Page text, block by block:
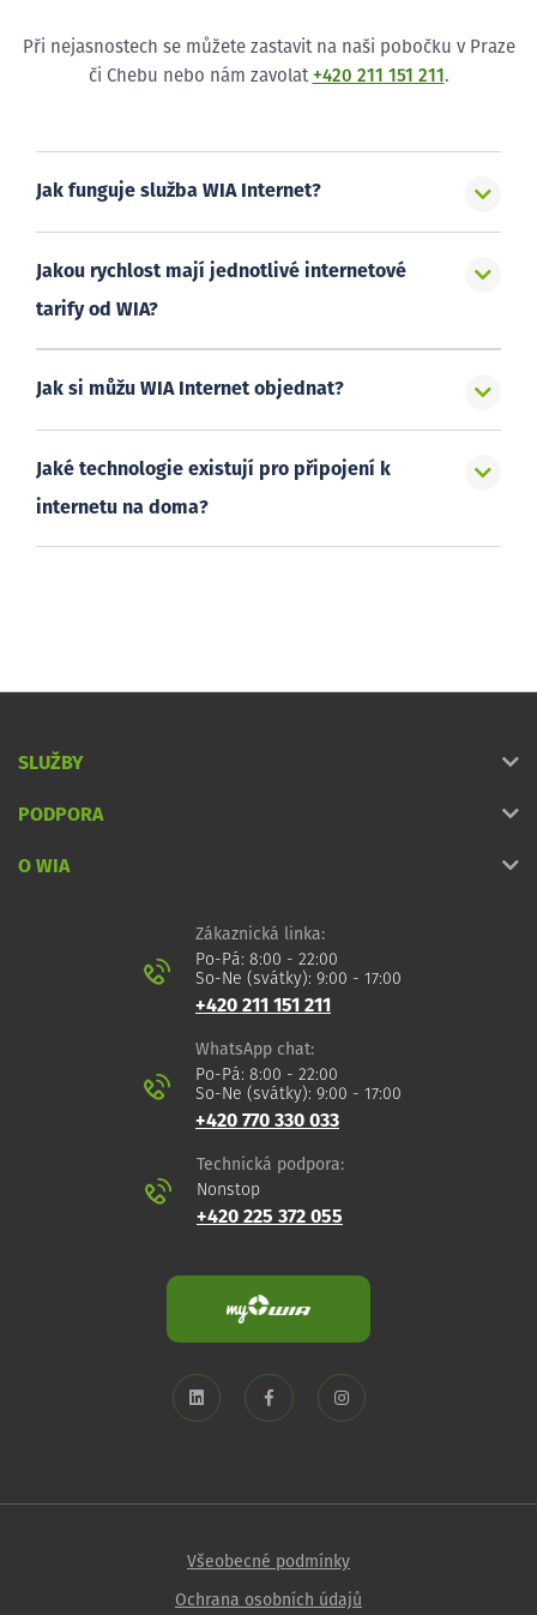
Při nejasnostech se můžete zastavit na naši pobočku v Praze
či Chebu nebo nám zavolat +420 211 151 211 .
Jak funguje služba WIA Internet?
Jakou rychlost mají jednotlivé internetové
tarify od WIA?
Jak si můžu WIA Internet objednat?
Jaké technologie existují pro připojení k
internetu na doma?
SLUŽBY
PODPORA
O WIA
Zákaznická linka:
Po-Pá: 8:00 - 22:00
So-Ne (svátky): 9:00 - 17:00
+420 211 151 211
WhatsApp chat:
Po-Pá: 8:00 - 22:00
So-Ne (svátky): 9:00 - 17:00
+420 770 330 033
Technická podpora:
Nonstop
+420 225 372 055
Všeobecné podmínky
Ochrana osobních údajů